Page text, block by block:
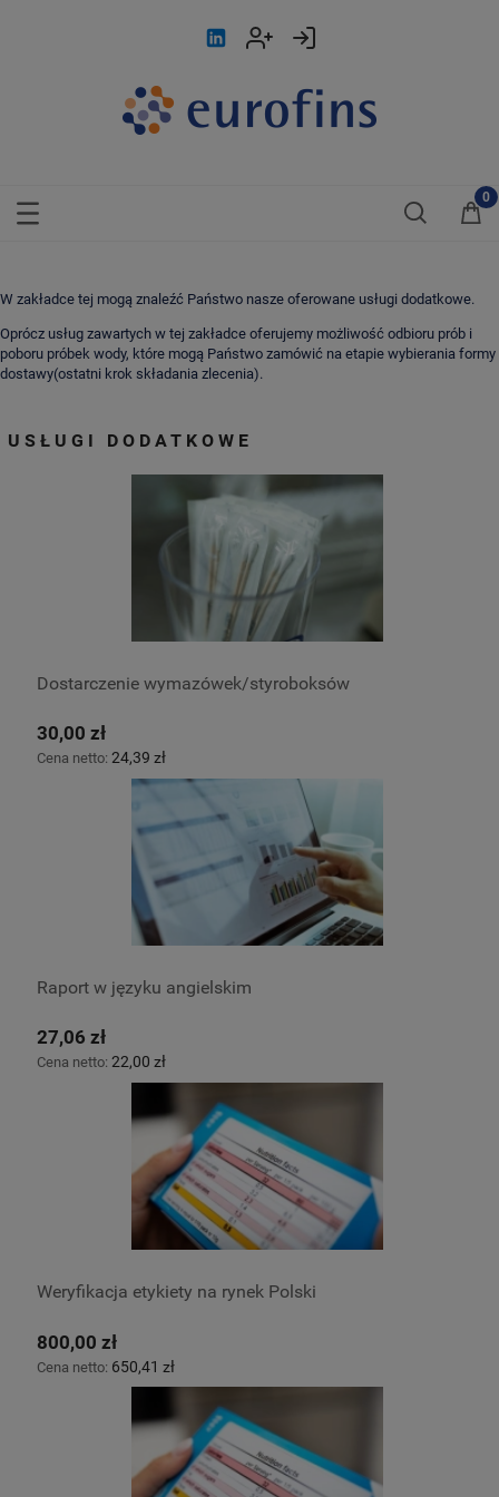
W zakładce tej mogą znaleźć Państwo nasze oferowane usługi dodatkowe.
Oprócz usług zawartych w tej zakładce oferujemy możliwość odbioru prób i
poboru próbek wody, które mogą Państwo zamówić na etapie wybierania formy
dostawy(ostatni krok składania zlecenia).
USŁUGI DODATKOWE
Dostarczenie wymazówek/styroboksów
30,00 zł
Cena netto: 24,39 zł
Raport w języku angielskim
27,06 zł
Cena netto: 22,00 zł
Weryfikacja etykiety na rynek Polski
800,00 zł
Cena netto: 650,41 zł